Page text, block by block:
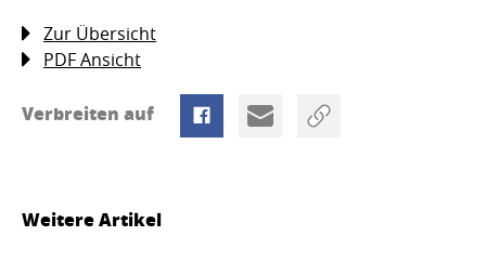
Zur Übersicht
PDF Ansicht
Verbreiten auf
Weitere Artikel